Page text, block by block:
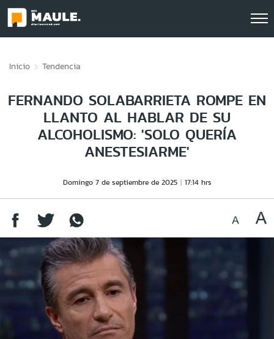
Inicio Tendencia
FERNANDO SOLABARRIETA ROMPE EN
LLANTO AL HABLAR DE SU
ALCOHOLISMO: 'SOLO QUERÍA
ANESTESIARME'
Domingo 7 de septiembre de 2025 17:14 hrs